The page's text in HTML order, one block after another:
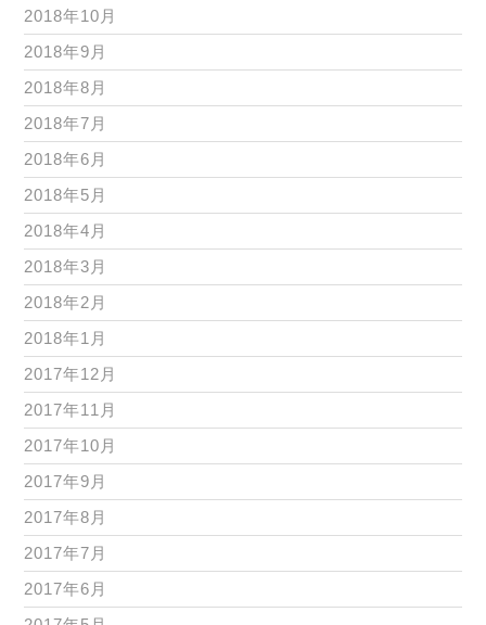
2018年10月
2018年9月
2018年8月
2018年7月
2018年6月
2018年5月
2018年4月
2018年3月
2018年2月
2018年1月
2017年12月
2017年11月
2017年10月
2017年9月
2017年8月
2017年7月
2017年6月